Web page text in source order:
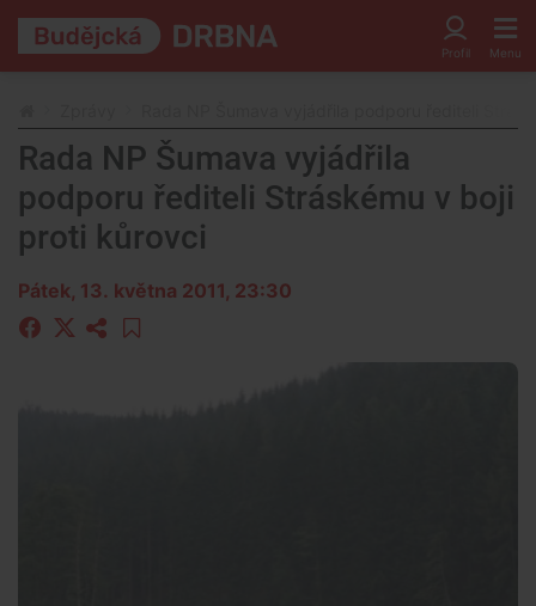
Rada NP Šumava vyjádřila
podporu řediteli Stráskému v boji
proti kůrovci
Pátek, 13. května 2011, 23:30